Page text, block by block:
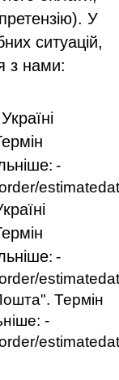
У
ситуацій,
з нами:
: -
: -
Термін
-